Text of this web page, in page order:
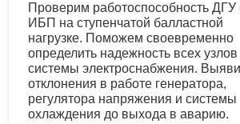
Проверим работоспособность ДГУ
ИБП на ступенчатой балластной
нагрузке. Поможем своевременно
определить надежность всех узлов
системы электроснабжения.
отклонения в работе генератора,
регулятора напряжения и системы
охлаждения до выхода в аварию.